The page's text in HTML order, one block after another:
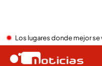
Los lugares donde mejor se